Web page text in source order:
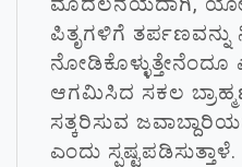
ಪಿತೃಗಳಿಗೆ ತರ್ಪಣವನ್ನು
ಆಗಮಿಸಿದ ಸಕಲ
ಸತ್ಕರಿಸುವ
ಎಂದು